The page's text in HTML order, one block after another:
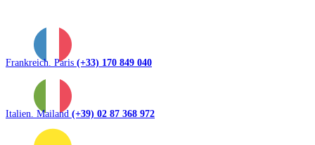
Frankreich. Paris (+33) 170 849 040
Italien. Mailand (+39) 02 87 368 972